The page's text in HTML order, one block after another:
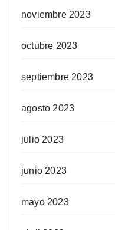
noviembre 2023
octubre 2023
septiembre 2023
agosto 2023
julio 2023
junio 2023
mayo 2023